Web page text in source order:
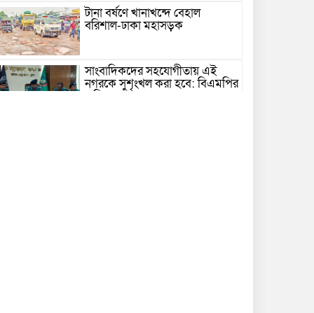
টানা বর্ষণে খানাখন্দে বেহাল
বরিশাল-ঢাকা মহাসড়ক
সাংবাদিকদের সহযোগীতায় এই
নগরকে সুশৃংখল করা হবে: বিএমপির
কমিশনার